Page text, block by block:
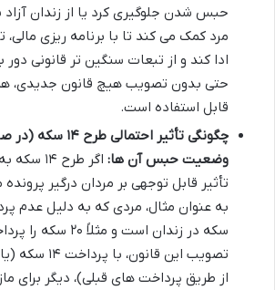
حبس شدن جلوگیری کرد یا از زندان آزاد
مرد کمک می کند تا با برنامه ریزی
ادا کند و از تبعات سنگین تر قانونی دور
حتی بدون تصویب هیچ قانون جدیدی،
قابل استفاده است.
چگونگی تأثیر
وضعیت حبس آن ها:
اگر طرح
تأثیر قابل توجهی بر مردان درگیر
سکه در زندان است و
تصویب این